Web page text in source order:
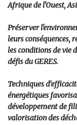
Afrique de l'Ouest,
Préserver
leurs conséquences,
les conditions de vie
défis du GERES.
Techniques
énergétiques
développement de
valorisation des